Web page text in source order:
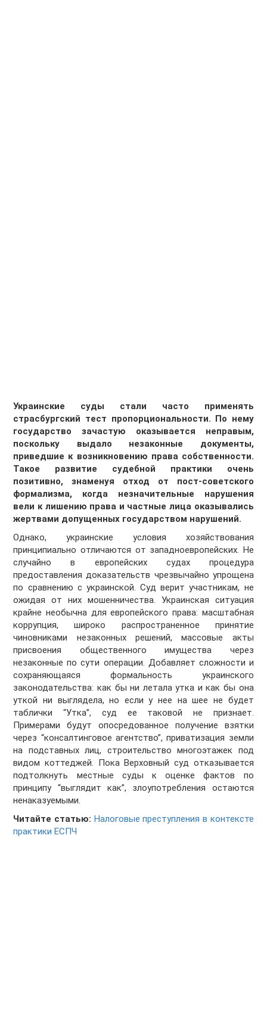
Украинские суды стали часто применять
страсбургский тест пропорциональности. По нему
государство зачастую оказывается неправым,
поскольку выдало незаконные документы,
приведшие к возникновению права собственности.
Такое развитие судебной практики очень
позитивно, знаменуя отход от пост-советского
формализма, когда незначительные нарушения
вели к лишению права и частные лица оказывались
жертвами допущенных государством нарушений.
Однако, украинские условия хозяйствования
принципиально отличаются от западноевропейских. Не
случайно в европейских судах процедура
предоставления доказательств чрезвычайно упрощена
по сравнению с украинской. Суд верит участникам, не
ожидая от них мошенничества. Украинская ситуация
крайне необычна для европейского права: масштабная
коррупция, широко распространенное принятие
чиновниками незаконных решений, массовые акты
присвоения общественного имущества через
незаконные по сути операции. Добавляет сложности и
сохраняющаяся формальность украинского
законодательства: как бы ни летала утка и как бы она
уткой ни выглядела, но если у нее на шее не будет
таблички “Утка”, суд ее таковой не признает.
Примерами будут опосредованное получение взятки
через “консалтинговое агентство”, приватизация земли
на подставных лиц, строительство многоэтажек под
видом коттеджей. Пока Верховный суд отказывается
подтолкнуть местные суды к оценке фактов по
принципу “выглядит как”, злоупотребления остаются
ненаказуемыми.
Читайте статью: Налоговые преступления в контексте
практики ЕСПЧ